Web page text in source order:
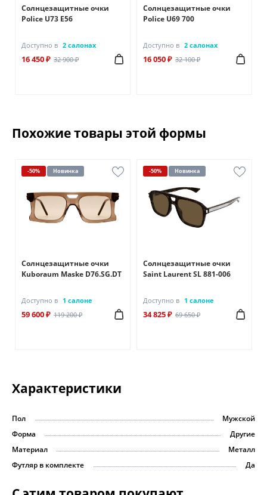
Солнцезащитные очки
Police U73 E56
Доступно в 2 салонах
16 450 ₽ 32 900 ₽
Солнцезащитные очки
Police U69 700
Доступно в 2 салонах
16 050 ₽ 32 100 ₽
Похожие товары этой формы
-50% Новинка
Солнцезащитные очки
Kuboraum Maske D76.SG.DT
Доступно в 1 салоне
59 600 ₽ 119 200 ₽
-50% Новинка
Солнцезащитные очки
Saint Laurent SL 881-006
Доступно в 1 салоне
34 825 ₽ 69 650 ₽
Характеристики
Пол
Мужской
Форма
Другие
Материал
Металл
Футляр в комплекте
Да